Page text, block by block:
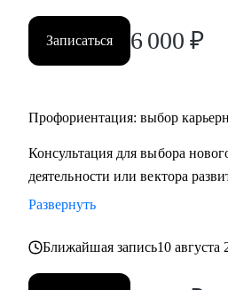
• HR и рекрутерам
• Специалистам в продажах и
Записаться 6 000 ₽
Профориентация: выбор
Консультация для выбора
деятельности или вектора
Развернуть
Ближайшая запись10 августа